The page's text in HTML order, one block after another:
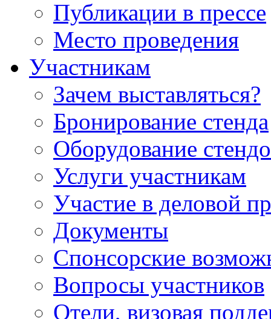
Публикации в прессе
Место проведения
Участникам
Зачем выставляться?
Бронирование стенда
Оборудование
Услуги участникам
Участие в деловой
Документы
Спонсорские
Вопросы участников
Отели, визовая